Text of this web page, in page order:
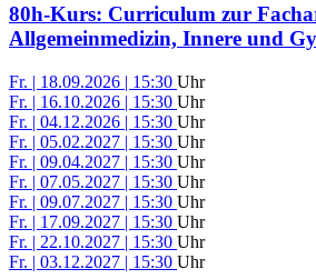
80h-Kurs: Curriculum zur
Allgemeinmedizin, Innere und
Fr. | 18.09.2026 | 15:30 Uhr
Fr. | 16.10.2026 | 15:30 Uhr
Fr. | 04.12.2026 | 15:30 Uhr
Fr. | 05.02.2027 | 15:30 Uhr
Fr. | 09.04.2027 | 15:30 Uhr
Fr. | 07.05.2027 | 15:30 Uhr
Fr. | 09.07.2027 | 15:30 Uhr
Fr. | 17.09.2027 | 15:30 Uhr
Fr. | 22.10.2027 | 15:30 Uhr
Fr. | 03.12.2027 | 15:30 Uhr